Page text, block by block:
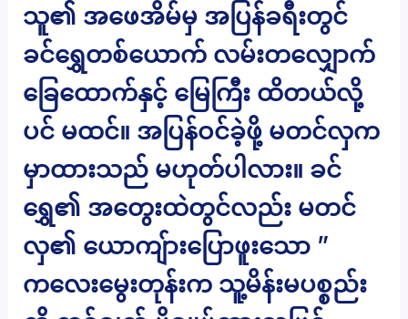
သူ၏ အဖေအိမ်မှ အပြန်ခရီးတွင်
ခင်ရွှေတစ်ယောက် လမ်းတလျှောက်
ခြေထောက်နှင့် မြေကြီး ထိတယ်လို့
ပင် မထင်။ အပြန်ဝင်ခဲ့ဖို့ မတင်လှက
မှာထားသည် မဟုတ်ပါလား။ ခင်
ရွှေ၏ အတွေးထဲတွင်လည်း မတင်
လှ၏ ယောကျ်ားပြောဖူးသော ”
ကလေးမွေးတုန်းက သူ့မိန်းမပစ္စည်း